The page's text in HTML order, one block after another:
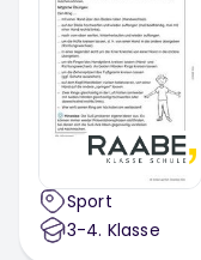
Sport
3-4. Klasse